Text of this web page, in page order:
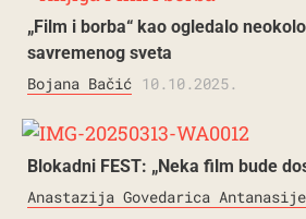
„Film i borba“ kao ogledalo
savremenog sveta
Bojana Bačić 10.10.2025.
Blokadni FEST: „Neka film bude
Anastazija Govedarica